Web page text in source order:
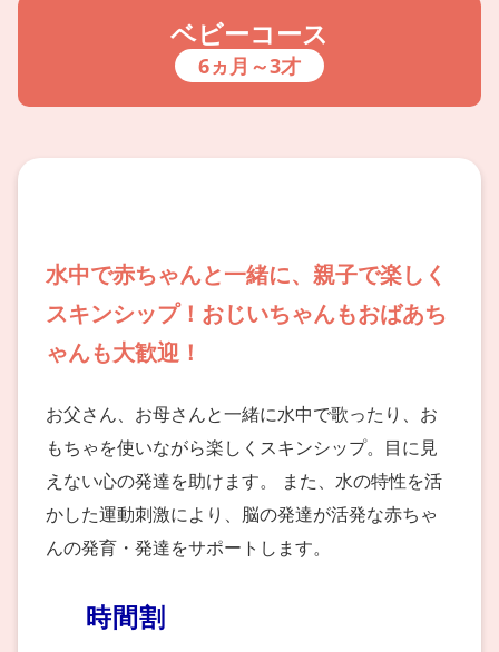
ベビーコース
6ヵ月～3才
水中で赤ちゃんと一緒に、親子で楽しく
スキンシップ！おじいちゃんもおばあち
ゃんも大歓迎！
お父さん、お母さんと一緒に水中で歌ったり、お
もちゃを使いながら楽しくスキンシップ。目に見
えない心の発達を助けます。 また、水の特性を活
かした運動刺激により、脳の発達が活発な赤ちゃ
んの発育・発達をサポートします。
時間割